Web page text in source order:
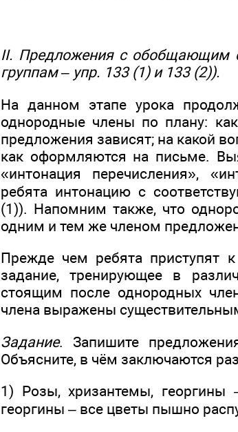
II. Предложения с обобщающим
группам – упр. 133 (1) и 133 (2)).
На данном этапе урока
однородные члены по плану:
предложения зависят; на какой
как оформляются на письме.
«интонация перечисления»,
ребята интонацию с
(1)). Напомним также, что
одним и тем же членом
Прежде чем ребята приступят
задание, тренирующее в
стоящим после однородных
члена выражены
Задание. Запишите
Объясните, в чём заключаются
1) Розы, хризантемы,
георгины – все цветы пышно